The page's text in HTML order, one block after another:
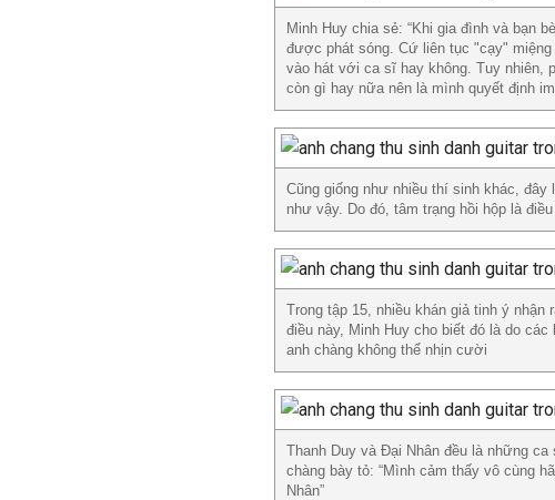
Minh Huy chia sẻ: “Khi gia đình và bạn
được phát sóng. Cứ liên tục "cạy"
vào hát với ca sĩ hay không. Tuy nhiên,
còn gì hay nữa nên là mình quyết định
Cũng giống như nhiều thí sinh khác,
như vậy. Do đó, tâm trạng hồi hộp là
Trong tập 15, nhiều khán giả tinh ý
điều này, Minh Huy cho biết đó là do
anh chàng không thể nhịn cười
Thanh Duy và Đại Nhân đều là những
chàng bày tỏ: “Mình cảm thấy vô cùng
Nhân”